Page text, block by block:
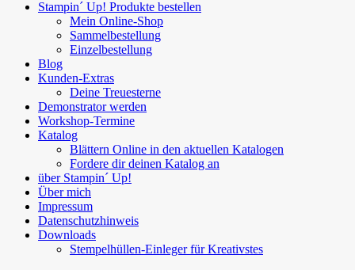
Stampin´ Up! Produkte bestellen
Mein Online-Shop
Sammelbestellung
Einzelbestellung
Blog
Kunden-Extras
Deine Treuesterne
Demonstrator werden
Workshop-Termine
Katalog
Blättern Online in den aktuellen Katalogen
Fordere dir deinen Katalog an
über Stampin´ Up!
Über mich
Impressum
Datenschutzhinweis
Downloads
Stempelhüllen-Einleger für Kreativstes